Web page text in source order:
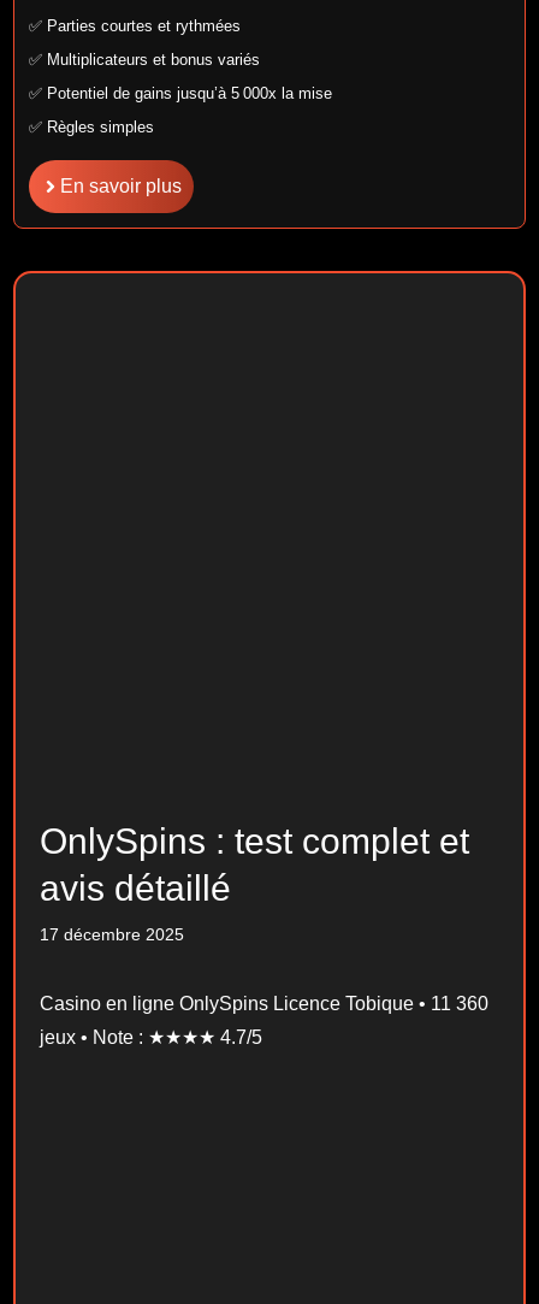
✅ Parties courtes et rythmées
✅ Multiplicateurs et bonus variés
✅ Potentiel de gains jusqu’à 5 000x la mise
✅ Règles simples
En savoir plus
OnlySpins : test complet et
avis détaillé
17 décembre 2025
Casino en ligne OnlySpins Licence Tobique • 11 360
jeux • Note : ★★★★ 4.7/5